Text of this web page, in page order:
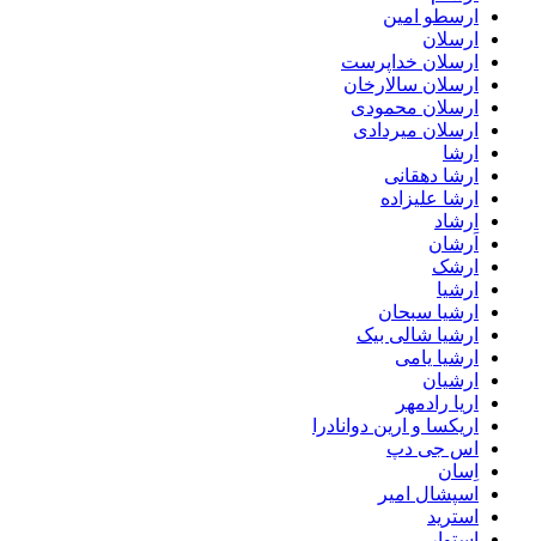
ارسطو امین
ارسلان
ارسلان خداپرست
ارسلان سالارخان
ارسلان محمودی
ارسلان میردادی
ارشا
ارشا دهقانی
ارشا علیزاده
ارشاد
اَرشان
ارشک
ارشیا
ارشیا سبحان
ارشیا شالی بیک
ارشیا یامی
ارشیان
اریا رادمهر
اریکسا و ارین دوانادرا
اس جی دپ
اِسان
اسپشال امیر
استرید